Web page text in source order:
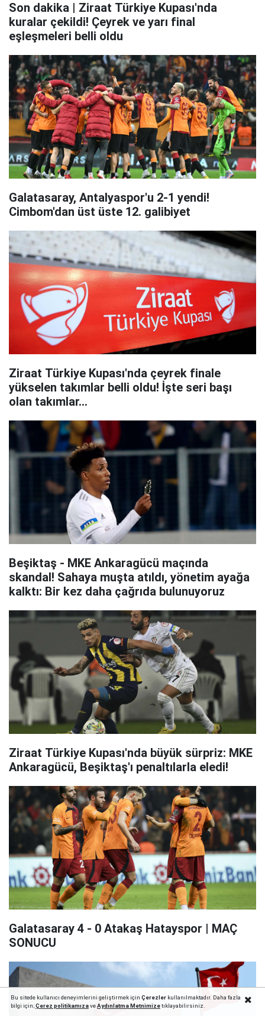
Son dakika | Ziraat Türkiye Kupası'nda
kuralar çekildi! Çeyrek ve yarı final
eşleşmeleri belli oldu
Galatasaray, Antalyaspor'u 2-1 yendi!
Cimbom'dan üst üste 12. galibiyet
Ziraat Türkiye Kupası'nda çeyrek finale
yükselen takımlar belli oldu! İşte seri başı
olan takımlar...
Beşiktaş - MKE Ankaragücü maçında
skandal! Sahaya muşta atıldı, yönetim ayağa
kalktı: Bir kez daha çağrıda bulunuyoruz
Ziraat Türkiye Kupası'nda büyük sürpriz: MKE
Ankaragücü, Beşiktaş'ı penaltılarla eledi!
Galatasaray 4 - 0 Atakaş Hatayspor | MAÇ
SONUCU
Bu sitede kullanıcı deneyimlerini geliştirmek için Çerezlerkullanılmaktadır. Daha fazla
bilgi için;Çerez politikamızaveAydınlatma Metnimizetıklayabilirsiniz.